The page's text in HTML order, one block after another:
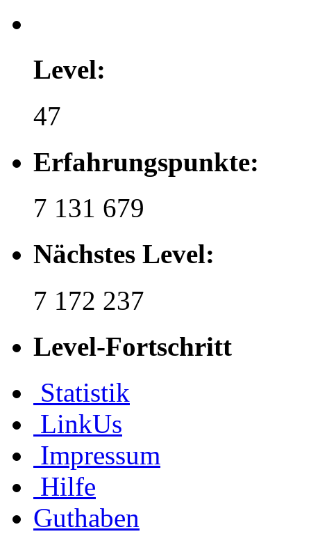
Level:
47
Erfahrungspunkte:
7 131 679
Nächstes Level:
7 172 237
Level-Fortschritt
Statistik
LinkUs
Impressum
Hilfe
Guthaben